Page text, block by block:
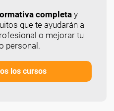
completay
que te ayudarán a
o mejorar tu
personal.
los cursos